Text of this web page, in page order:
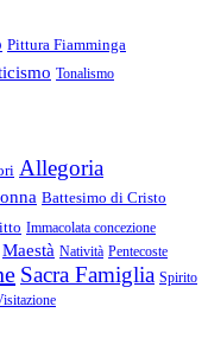
Pittura Fiamminga
Tonalismo
Allegoria
Battesimo di Cristo
Immacolata concezione
Maestà Natività Pentecoste
Sacra Famiglia Spirito